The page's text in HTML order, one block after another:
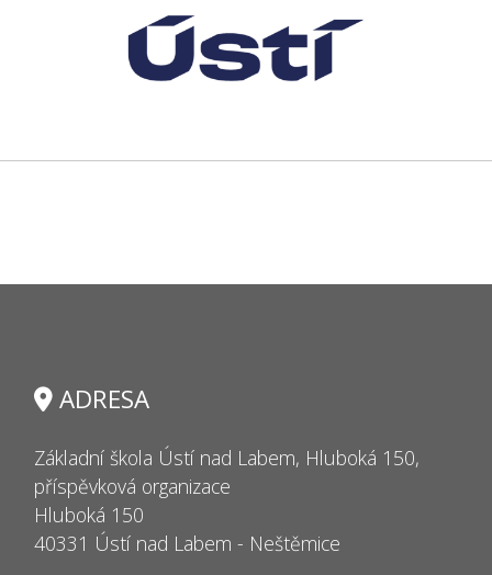
ADRESA
Základní škola Ústí nad Labem, Hluboká 150,
příspěvková organizace
Hluboká 150
40331 Ústí nad Labem - Neštěmice